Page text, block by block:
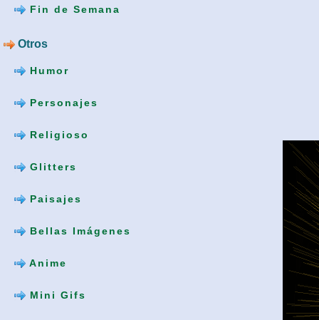
Fin de Semana
Otros
Humor
Personajes
Religioso
Glitters
Paisajes
Bellas Imágenes
Anime
Mini Gifs